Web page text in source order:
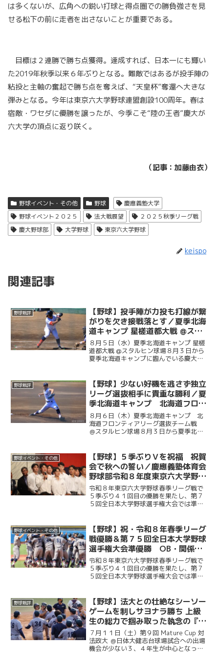
は多くないが、広角への鋭い打球と得点圏での勝負強さを見
せる松下の前に走者を出さないことが重要である。
目標は２連勝で勝ち点獲得。達成すれば、日本一にも輝い
た2019年秋季以来６年ぶりとなる。難敵ではあるが投手陣の
粘投と主軸の奮起で勝ち点を奪えば、“天皇杯”奪還へ大きな
弾みとなる。今年は東京六大学野球連盟創設100周年。春は
宿敵・ワセダに優勝を譲ったが、今季こそ“陸の王者”慶大が
六大学の頂点に返り咲く。
（記事：加藤由衣）
野球イベント・その他 野球
慶應義塾大学
野球イベント２０２５
法大戦展望
２０２５秋季リーグ戦
慶大野球部
大学野球 東京六大学野球
keispo
関連記事
野球戦評
【野球】投手陣が力投も打線が繋
がりを欠き接戦落とす／夏季北海
道キャンプ 星槎道都大戦 @スタ
ルヒン球場
８月５日（水）夏季北海道キャンプ 星槎
道都大戦 @スタルヒン球場８月３日から
夏季北海道キャンプに臨んでいる慶大。
（商４・慶應）が相手打線に得点を許
し、２点を追う展開に。そ...
野球戦評
【野球】少ない好機を逃さず独立
リーグ選抜相手に貴重な勝利／夏
季北海道キャンプ 北海道フロン
ティアリーグ選抜チーム戦 ＠ス
タルヒン球場
８月６日（木）夏季北海道キャンプ 北
海道フロンティアリーグ選抜チーム戦
＠スタルヒン球場８月３日から夏季北海
ティアリーグの選抜チームと試合を行っ
た。初回に今津慶介（総４...
野球イベント・その他
【野球】５季ぶりＶを祝福 祝賀
会で秋への誓い／慶應義塾体育会
野球部令和８年度東京六大学野球
春季リーグ戦優勝 祝賀会～前編
～
令和８年東京六大学野球春季リーグ戦で
５季ぶり４１回目の優勝を果たし、第７
５回全日本大学野球選手権大会では準優
人が集まり、選手たちの健闘をたたえ
た。前編では、堀井監督の挨...
野球イベント・その他
【野球】祝・令和８年春季リーグ
戦優勝＆第７５回全日本大学野球
選手権大会準優勝 OB・関係者
からのお祝いメッセージ
令和８年東京六大学野球春季リーグ戦で
５季ぶり４１回目の優勝を果たし、第７
５回全日本大学野球選手権大会では準優
の皆様から、現役選手たちへ温かい祝福
のメッセージをお寄せい...
野球戦評
【野球】法大との壮絶なシーソー
ゲームを制しサヨナラ勝ち 上級
生の総力で掴み取った執念の『一
勝』／第９回MatureCup・法大
戦
７月１１日（土）第９回 Mature Cup 対
法政大 ＠日体大健志台球場試合への出場
機会が少ない３、４年生が中心となって